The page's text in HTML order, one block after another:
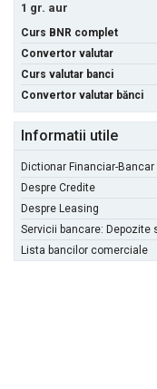
1 gr. aur
Curs BNR complet
Convertor valutar
Curs valutar banci
Convertor valutar bănci
Informatii utile
Dictionar Financiar-Bancar
Despre Credite
Despre Leasing
Servicii bancare: Depozite
Lista bancilor comerciale